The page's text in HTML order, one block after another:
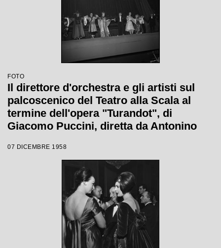
FOTO
Il direttore d'orchestra e gli artisti sul
palcoscenico del Teatro alla Scala al
termine dell'opera "Turandot", di
Giacomo Puccini, diretta da Antonino
Wallmann, che inaugura la stagione
lirica 1958-1959
07 DICEMBRE 1958